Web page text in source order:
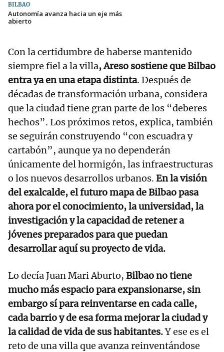
BILBAO
Autonomía avanza hacia un eje más
abierto
Con la certidumbre de haberse mantenido
siempre fiel a la villa, Areso sostiene que Bilbao
entra ya en una etapa distinta. Después de
décadas de transformación urbana, considera
que la ciudad tiene gran parte de los “deberes
hechos”. Los próximos retos, explica, también
se seguirán construyendo “con escuadra y
cartabón”, aunque ya no dependerán
únicamente del hormigón, las infraestructuras
o los nuevos desarrollos urbanos. En la visión
del exalcalde, el futuro mapa de Bilbao pasa
ahora por el conocimiento, la universidad, la
investigación y la capacidad de retener a
jóvenes preparados para que puedan
desarrollar aquí su proyecto de vida.
Lo decía Juan Mari Aburto, Bilbao no tiene
mucho más espacio para expansionarse, sin
embargo sí para reinventarse en cada calle,
cada barrio y de esa forma mejorar la ciudad y
la calidad de vida de sus habitantes.Y ese es el
reto de una villa que avanza reinventándose